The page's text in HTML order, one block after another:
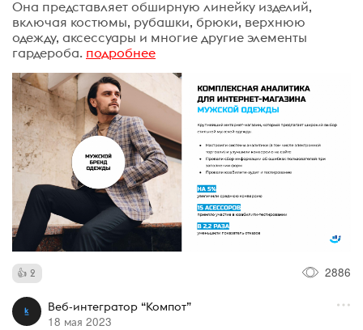
Она представляет обширную линейку изделий,
включая костюмы, рубашки, брюки, верхнюю
одежду, аксессуары и многие другие элементы
гардероба. подробнее
2 2886
Веб-интегратор “Компот”
18 мая 2023